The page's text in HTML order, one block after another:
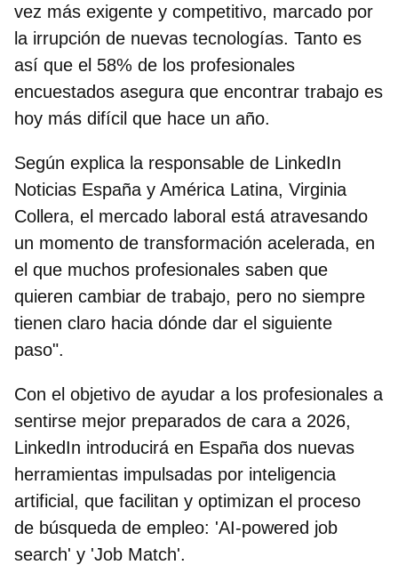
vez más exigente y competitivo, marcado por
la irrupción de nuevas tecnologías. Tanto es
así que el 58% de los profesionales
encuestados asegura que encontrar trabajo es
hoy más difícil que hace un año.
Según explica la responsable de LinkedIn
Noticias España y América Latina, Virginia
Collera, el mercado laboral está atravesando
un momento de transformación acelerada, en
el que muchos profesionales saben que
quieren cambiar de trabajo, pero no siempre
tienen claro hacia dónde dar el siguiente
paso".
Con el objetivo de ayudar a los profesionales a
sentirse mejor preparados de cara a 2026,
LinkedIn introducirá en España dos nuevas
herramientas impulsadas por inteligencia
artificial, que facilitan y optimizan el proceso
de búsqueda de empleo: 'AI-powered job
search' y 'Job Match'.